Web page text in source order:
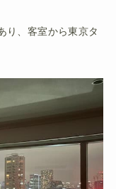
り、客室から東京タ